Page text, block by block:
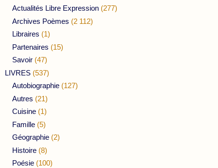
Actualités Libre Expression (277)
Archives Poèmes (2 112)
Libraires (1)
Partenaires (15)
Savoir (47)
LIVRES (537)
Autobiographie (127)
Autres (21)
Cuisine (1)
Famille (5)
Géographie (2)
Histoire (8)
Poésie (100)